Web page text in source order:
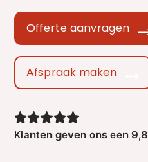
Offerte aanvragen
Afspraak maken
Klanten geven ons een 9,8